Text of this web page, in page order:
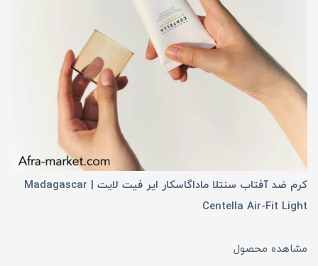
کرم ضد آفتاب سنتلا ماداگاسکار ایر فیت لایت | Madagascar
Centella Air-Fit Light
مشاهده محصول